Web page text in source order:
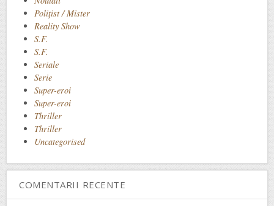
Polițist / Mister
Reality Show
S.F.
S.F.
Seriale
Serie
Super-eroi
Super-eroi
Thriller
Thriller
Uncategorised
COMENTARII RECENTE